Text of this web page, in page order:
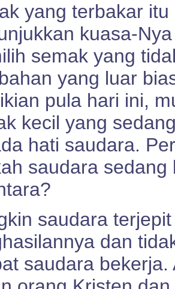
yang terbakar
kuasa-
semak yang
yang luar
pula hari ini,
kecil yang
hati saudara.
saudara
saudara
dan
saudara